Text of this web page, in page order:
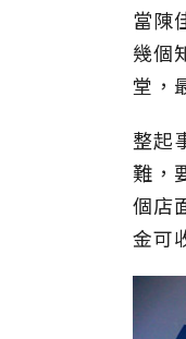
當陳
幾個
堂，
整起
難，
個店
金可